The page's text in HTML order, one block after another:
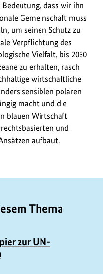
dass wir ihn
Gemeinschaft muss
um seinen Schutz zu
Verpflichtung des
Vielfalt, bis 2030
zu erhalten, rasch
wirtschaftliche
sensiblen polaren
macht und die
blauen Wirtschaft
und
aufbaut.
Thema
zur UN-